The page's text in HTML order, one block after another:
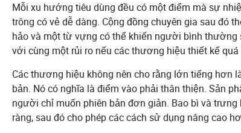
Mỗi xu hướng tiêu dùng đều có một điểm mà sự
trông có vẻ dễ dàng. Cộng đồng chuyên gia sau đó
hảo và một từ vựng có thể khiến người bình
với cùng một rủi ro nếu các thương hiệu thiết kế
Các thương hiệu không nên cho rằng lớn tiếng hơn
bản. Nó có nghĩa là điểm vào phải thân thiện. Sản
người chỉ muốn phiên bản đơn giản. Bao bì và
ràng, sau đó cho phép các cách sử dụng nâng cao